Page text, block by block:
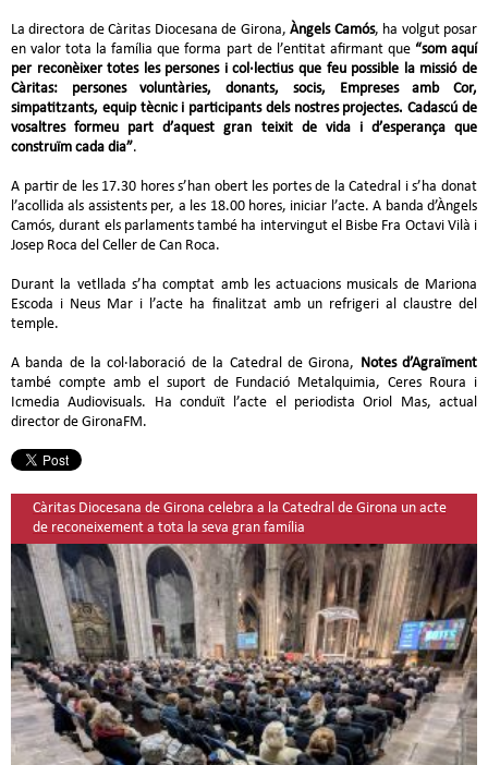
La directora de Càritas Diocesana de Girona,Àngels Camós, ha volgut posar
en valor tota la família que forma part de l’entitat afirmant que“som aquí
per reconèixer totes les persones i col·lectius que feu possible la missió de
Càritas: persones voluntàries, donants, socis, Empreses amb Cor,
simpatitzants, equip tècnic i participants dels nostres projectes. Cadascú de
vosaltres formeu part d’aquest gran teixit de vida i d’esperança que
construïm cada dia”.
A partir de les 17.30 hores s’han obert les portes de la Catedral i s’ha donat
l’acollida als assistents per, a les 18.00 hores, iniciar l’acte. A banda d’Àngels
Camós, durant els parlaments també ha intervingut el Bisbe Fra Octavi Vilà i
Josep Roca del Celler de Can Roca.
Durant la vetllada s’ha comptat amb les actuacions musicals de Mariona
Escoda i Neus Mar i l’acte ha finalitzat amb un refrigeri al claustre del
temple.
A banda de la col·laboració de la Catedral de Girona, Notes d’Agraïment
també compte amb el suport de Fundació Metalquimia, Ceres Roura i
Icmedia Audiovisuals. Ha conduït l’acte el periodista Oriol Mas, actual
director de GironaFM.
Càritas Diocesana de Girona celebra a la Catedral de Girona un acte
de reconeixement a tota la seva gran família